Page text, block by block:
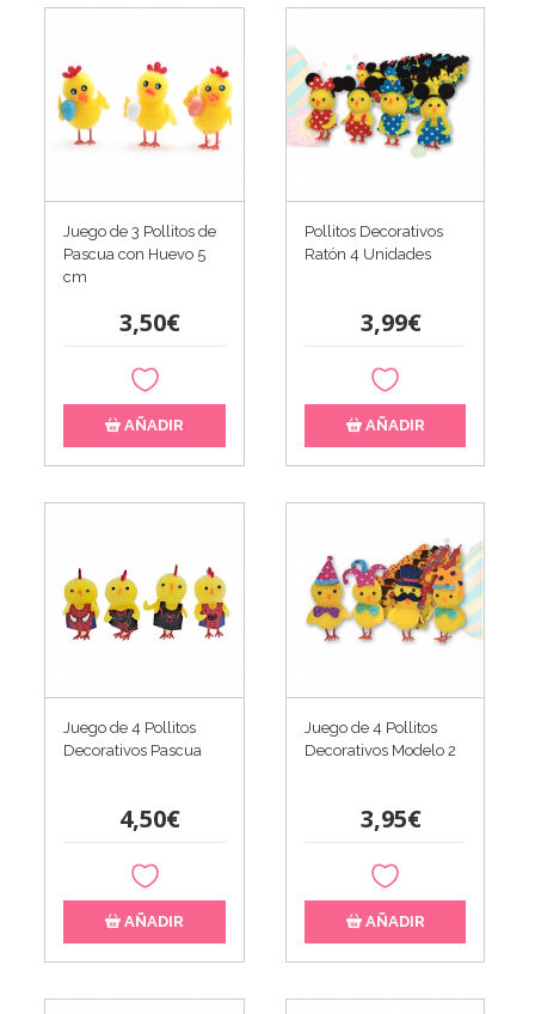
Juego de 3 Pollitos de
Pascua con Huevo 5
cm
3,50€
AÑADIR
Pollitos Decorativos
Ratón 4 Unidades
3,99€
AÑADIR
Juego de 4 Pollitos
Decorativos Pascua
4,50€
AÑADIR
Juego de 4 Pollitos
Decorativos Modelo 2
3,95€
AÑADIR